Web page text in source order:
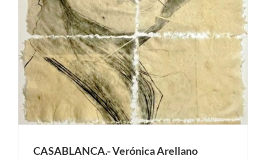
CASABLANCA.- Verónica Arellano